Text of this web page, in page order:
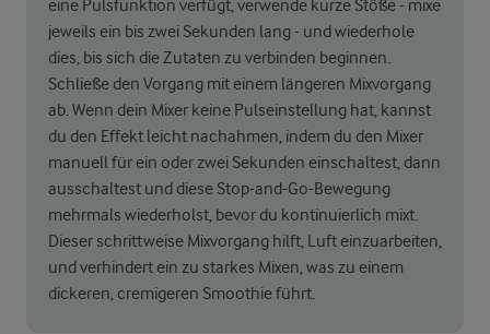
eine Pulsfunktion verfügt, verwende kurze Stöße - mixe
jeweils ein bis zwei Sekunden lang - und wiederhole
dies, bis sich die Zutaten zu verbinden beginnen.
Schließe den Vorgang mit einem längeren Mixvorgang
ab. Wenn dein Mixer keine Pulseinstellung hat, kannst
du den Effekt leicht nachahmen, indem du den Mixer
manuell für ein oder zwei Sekunden einschaltest, dann
ausschaltest und diese Stop-and-Go-Bewegung
mehrmals wiederholst, bevor du kontinuierlich mixt.
Dieser schrittweise Mixvorgang hilft, Luft einzuarbeiten,
und verhindert ein zu starkes Mixen, was zu einem
dickeren, cremigeren Smoothie führt.